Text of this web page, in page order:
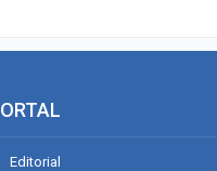
Editorial